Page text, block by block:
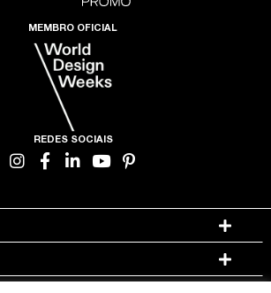
MEMBRO OFICIAL
REDES SOCIAIS